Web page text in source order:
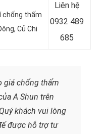
chống thấm
, Củ Chi
Liên hệ
0932 489
685
giá chống thấm
A Shun trên
khách vui lòng
được hỗ trợ tư